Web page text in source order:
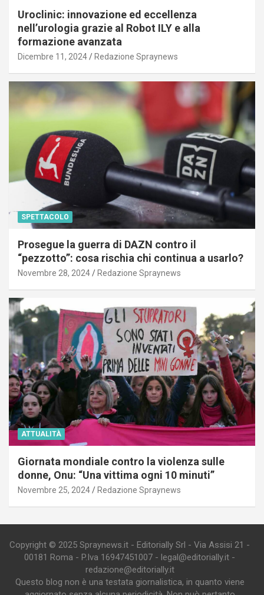
Uroclinic: innovazione ed eccellenza
nell’urologia grazie al Robot ILY e alla
formazione avanzata
Dicembre 11, 2024 Redazione Spraynews
SPETTACOLO
Prosegue la guerra di DAZN contro il
“pezzotto”: cosa rischia chi continua a usarlo?
Novembre 28, 2024 Redazione Spraynews
ATTUALITÀ
Giornata mondiale contro la violenza sulle
donne, Onu: “Una vittima ogni 10 minuti”
Novembre 25, 2024 Redazione Spraynews
Copyright © 2025 Spraynews.it - Editorially Srl - Via Assisi 21 -
00181 Roma - P.Iva 16947451007 - legal@editorially.it -
redazione@editorially.it
Questo blog non è una testata giornalistica, in quanto viene